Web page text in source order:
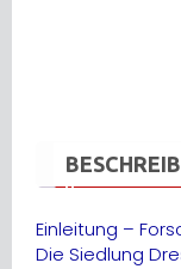
Einleitung –
Die Siedlung